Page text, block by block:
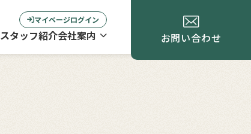
マイページログイン
スタッフ紹介会社案内 お問い合わせ